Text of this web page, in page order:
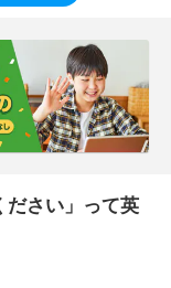
ださい」って英